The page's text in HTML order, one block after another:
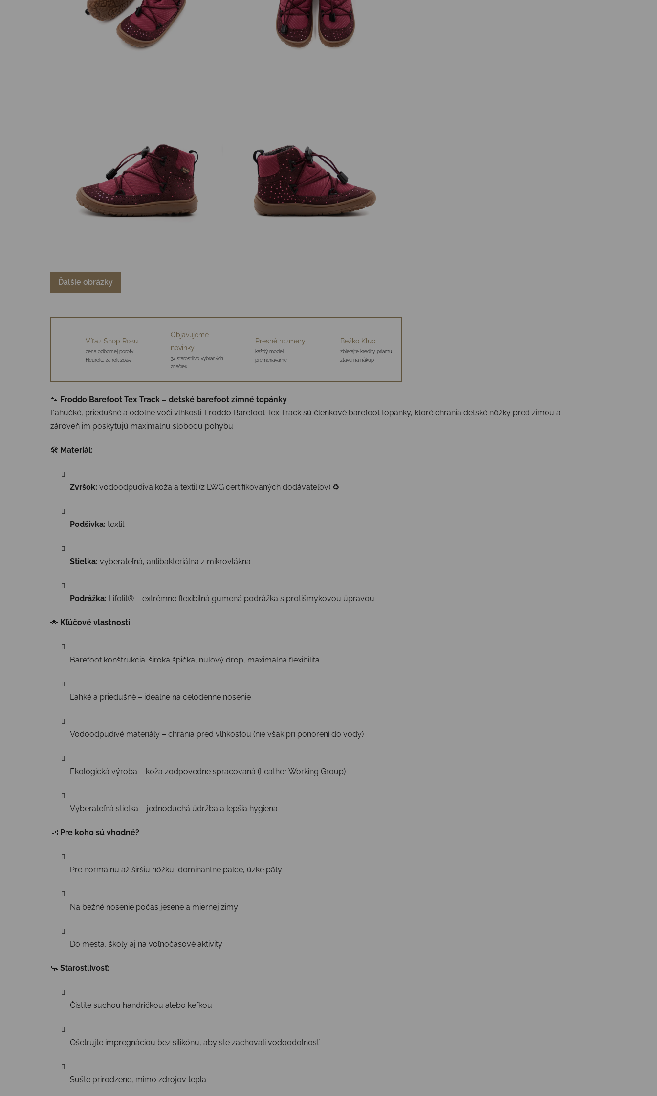
Ďalšie obrázky
Víťaz Shop Roku
cena odbornej poroty
Heureka za rok 2025
Objavujeme
novinky
34 starostlivo vybraných
značiek
Presné rozmery
každý model
premeriavame
Bežko Klub
zbierajte kredity, priamu
zľavu na nákup
🐾 Froddo Barefoot Tex Track – detské barefoot zimné topánky
Ľahučké, priedušné a odolné voči vlhkosti. Froddo Barefoot Tex Track sú členkové barefoot topánky, ktoré chránia detské nôžky pred zimou a
zároveň im poskytujú maximálnu slobodu pohybu.
🛠 Materiál:
Zvršok: vodoodpudivá koža a textil (z LWG certifikovaných dodávateľov) ♻️
Podšívka: textil
Stielka: vyberateľná, antibakteriálna z mikrovlákna
Podrážka: Lifolit® – extrémne flexibilná gumená podrážka s protišmykovou úpravou
🌟 Kľúčové vlastnosti:
Barefoot konštrukcia: široká špička, nulový drop, maximálna flexibilita
Ľahké a priedušné – ideálne na celodenné nosenie
Vodoodpudivé materiály – chránia pred vlhkosťou (nie však pri ponorení do vody)
Ekologická výroba – koža zodpovedne spracovaná (Leather Working Group)
Vyberateľná stielka – jednoduchá údržba a lepšia hygiena
🦶 Pre koho sú vhodné?
Pre normálnu až širšiu nôžku, dominantné palce, úzke päty
Na bežné nosenie počas jesene a miernej zimy
Do mesta, školy aj na voľnočasové aktivity
🧼 Starostlivosť:
Čistite suchou handričkou alebo kefkou
Ošetrujte impregnáciou bez silikónu, aby ste zachovali vodoodolnosť
Sušte prirodzene, mimo zdrojov tepla